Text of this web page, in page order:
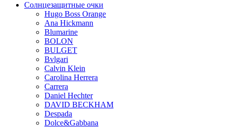
Солнцезащитные очки
Hugo Boss Orange
Ana Hickmann
Blumarine
BOLON
BULGET
Bvlgari
Calvin Klein
Carolina Herrera
Carrera
Daniel Hechter
DAVID BECKHAM
Despada
Dolce&Gabbana